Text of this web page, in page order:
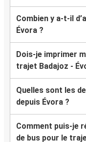
Combien y a-t-il
Évora ?
Dois-je imprimer
trajet Badajoz -
Quelles sont les
depuis Évora ?
Comment puis-je
de bus pour le